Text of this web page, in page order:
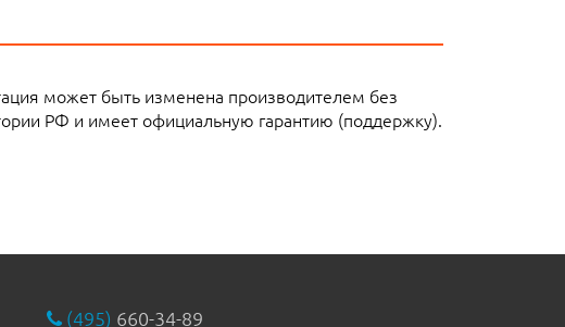
может быть изменена производителем без
РФ и имеет официальную гарантию (поддержку).
(495) 660-34-89